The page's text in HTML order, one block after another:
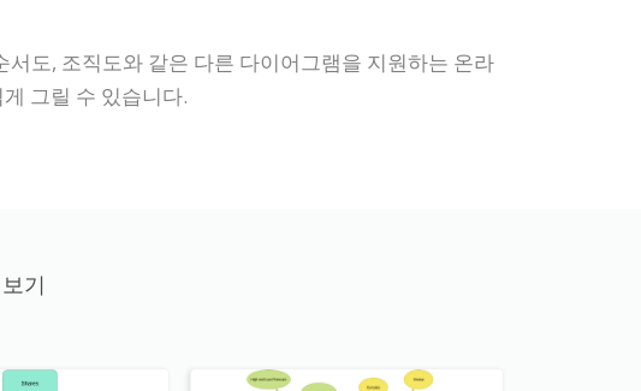
도, 조직도와 같은 다른 다이어그램을 지원하는 온라
그릴 수 있습니다.
기